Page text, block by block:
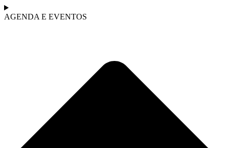
AGENDA E EVENTOS